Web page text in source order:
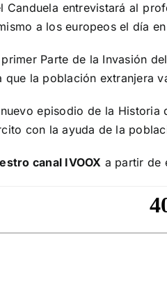
Canduela entrevistará al
a los europeos el día
Parte de la Invasión
que la población extranjera
episodio de la
con la ayuda de la
canal IVOOX a partir de